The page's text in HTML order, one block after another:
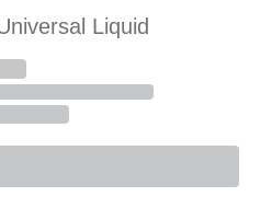
Liquid